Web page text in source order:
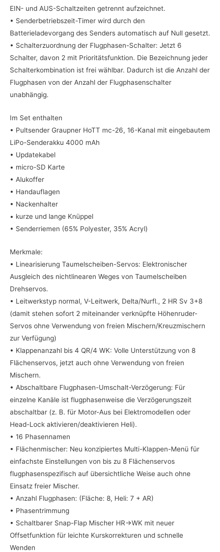
EIN- und AUS-Schaltzeiten getrennt aufzeichnet.
• Senderbetriebszeit-Timer wird durch den
Batterieladevorgang des Senders automatisch auf Null gesetzt.
• Schalterzuordnung der Flugphasen-Schalter: Jetzt 6
Schalter, davon 2 mit Prioritätsfunktion. Die Bezeichnung jeder
Schalterkombination ist frei wählbar. Dadurch ist die Anzahl der
Flugphasen von der Anzahl der Flugphasenschalter
unabhängig.
Im Set enthalten
• Pultsender Graupner HoTT mc-26, 16-Kanal mit eingebautem
LiPo-Senderakku 4000 mAh
• Updatekabel
• micro-SD Karte
• Alukoffer
• Handauflagen
• Nackenhalter
• kurze und lange Knüppel
• Senderriemen (65% Polyester, 35% Acryl)
Merkmale:
• Linearisierung Taumelscheiben-Servos: Elektronischer
Ausgleich des nichtlinearen Weges von Taumelscheiben
Drehservos.
• Leitwerkstyp normal, V-Leitwerk, Delta/Nurfl., 2 HR Sv 3+8
(damit stehen sofort 2 miteinander verknüpfte Höhenruder-
Servos ohne Verwendung von freien Mischern/Kreuzmischern
zur Verfügung)
• Klappenanzahl bis 4 QR/4 WK: Volle Unterstützung von 8
Flächenservos, jetzt auch ohne Verwendung von freien
Mischern.
• Abschaltbare Flugphasen-Umschalt-Verzögerung: Für
einzelne Kanäle ist flugphasenweise die Verzögerungszeit
abschaltbar (z. B. für Motor-Aus bei Elektromodellen oder
Head-Lock aktivieren/deaktivieren Heli).
• 16 Phasennamen
• Flächenmischer: Neu konzipiertes Multi-Klappen-Menü für
einfachste Einstellungen von bis zu 8 Flächenservos
flugphasenspezifisch auf übersichtliche Weise auch ohne
Einsatz freier Mischer.
• Anzahl Flugphasen: (Fläche: 8, Heli: 7 + AR)
• Phasentrimmung
• Schaltbarer Snap-Flap Mischer HR->WK mit neuer
Offsetfunktion für leichte Kurskorrekturen und schnelle
Wenden